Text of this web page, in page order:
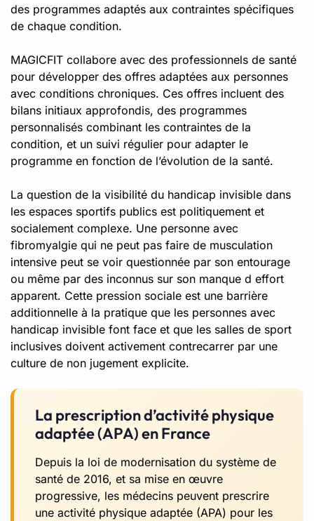
des programmes adaptés aux contraintes spécifiques
de chaque condition.
MAGICFIT collabore avec des professionnels de santé
pour développer des offres adaptées aux personnes
avec conditions chroniques. Ces offres incluent des
bilans initiaux approfondis, des programmes
personnalisés combinant les contraintes de la
condition, et un suivi régulier pour adapter le
programme en fonction de l’évolution de la santé.
La question de la visibilité du handicap invisible dans
les espaces sportifs publics est politiquement et
socialement complexe. Une personne avec
fibromyalgie qui ne peut pas faire de musculation
intensive peut se voir questionnée par son entourage
ou même par des inconnus sur son manque d effort
apparent. Cette pression sociale est une barrière
additionnelle à la pratique que les personnes avec
handicap invisible font face et que les salles de sport
inclusives doivent activement contrecarrer par une
culture de non jugement explicite.
La prescription d’activité physique
adaptée (APA) en France
Depuis la loi de modernisation du système de
santé de 2016, et sa mise en œuvre
progressive, les médecins peuvent prescrire
une activité physique adaptée (APA) pour les